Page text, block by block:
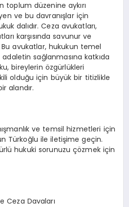
toplum düzenine aykırı
ve bu davranışlar için
dalıdır. Ceza avukatları,
karşısında savunur ve
Bu avukatlar, hukukun temel
sağlanmasına katkıda
bireylerin özgürlükleri
olduğu için büyük bir titizlikle
alandır.
ve temsil hizmetleri için
Türkoğlu ile iletişime geçin.
hukuki sorunuzu çözmek için
Ceza Davaları